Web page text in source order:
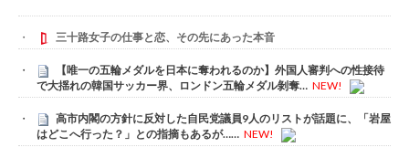
三十路女子の仕事と恋、その先にあった本音
【唯一の五輪メダルを日本に奪われるのか】外国人審判への性接待
で大揺れの韓国サッカー界、ロンドン五輪メダル剝奪… NEW!
高市内閣の方針に反対した自民党議員9人のリストが話題に、「岩屋
はどこへ行った？」との指摘もあるが…… NEW!